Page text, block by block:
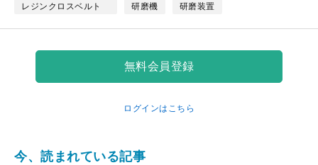
ク
ー
ク
レジンクロスベルト 研磨機 研磨装置
無料会員登録
ログインはこちら
今、読まれている記事